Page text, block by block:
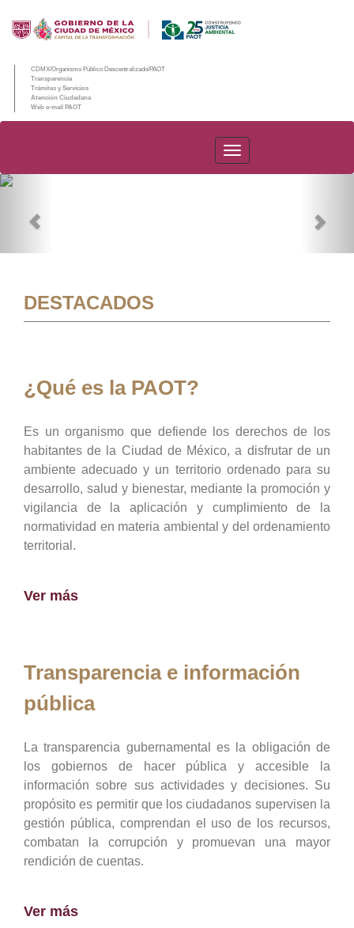
CDMX/Organismo Público Descentralizado/PAOT
Transparencia
Trámites y Servicios
Atención Ciudadana
Web e-mail PAOT
PAOT
DESTACADOS
¿Qué es la PAOT?
Es un organismo que defiende los derechos de los
habitantes de la Ciudad de México, a disfrutar de un
ambiente adecuado y un territorio ordenado para su
desarrollo, salud y bienestar, mediante la promoción y
vigilancia de la aplicación y cumplimiento de la
normatividad en materia ambiental y del ordenamiento
territorial.
Ver más
Transparencia e información
pública
La transparencia gubernamental es la obligación de
los gobiernos de hacer pública y accesible la
información sobre sus actividades y decisiones. Su
propósito es permitir que los ciudadanos supervisen la
gestión pública, comprendan el uso de los recursos,
combatan la corrupción y promuevan una mayor
rendición de cuentas.
Ver más